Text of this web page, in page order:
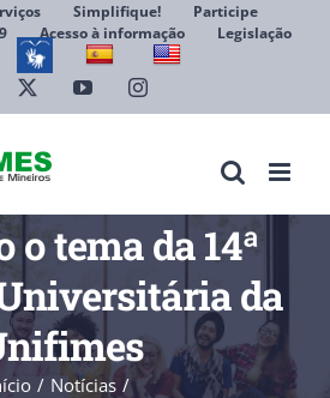
Simplifique!
Participe
Acesso à informação
Legislação
YouTubeInstagram
o tema da 14ª
da
Notícias